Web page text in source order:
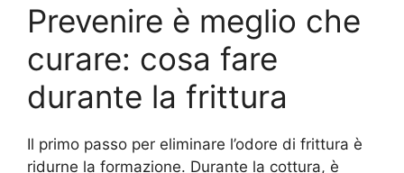
Prevenire è meglio che
curare: cosa fare
durante la frittura
Il primo passo per eliminare l’odore di frittura è
ridurne la formazione. Durante la cottura, è